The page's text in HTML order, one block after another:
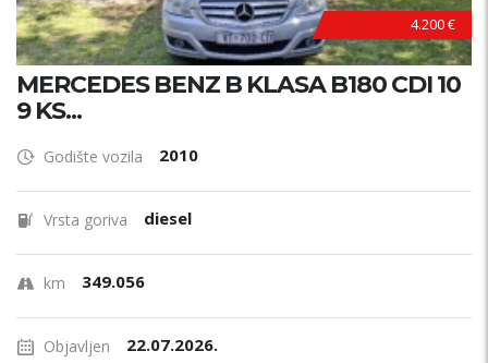
4.200 €
MERCEDES BENZ B KLASA B180 CDI 10
9 KS...
Godište vozila 2010
Vrsta goriva diesel
km 349.056
Objavljen 22.07.2026.